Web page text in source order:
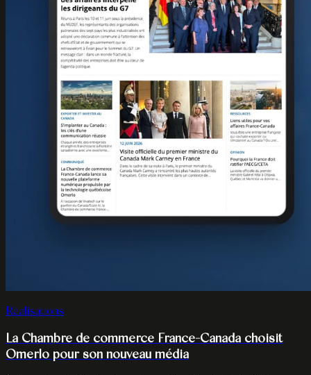
Réalisations
La Chambre de commerce France-Canada choisit
Omerlo pour son nouveau média